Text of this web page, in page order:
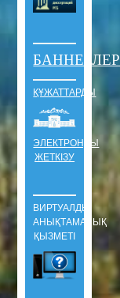
БАННЕРЛЕР
ҚҰЖАТТАРДЫ
ЭЛЕКТРОНДЫ
ЖЕТКІЗУ
ВИРТУАЛДЫ
АНЫҚТАМАЛЫҚ
ҚЫЗМЕТІ